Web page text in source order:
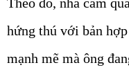
hứng thú với bản
mạnh mẽ mà ông